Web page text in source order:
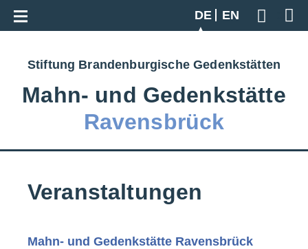
DE
EN
Geben
Zur Gesamtübersicht
Stiftung Brandenburgische Gedenkstätten
Mahn‑ und Gedenkstätte
Ravensbrück
Veranstaltungen
Mahn- und Gedenkstätte Ravensbrück